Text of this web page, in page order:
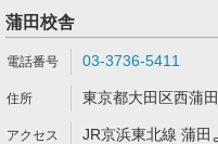
蒲田校舎
03-3736-5411
東京都大田区西蒲
JR京浜東北線 蒲田